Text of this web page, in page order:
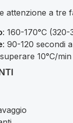
attenzione a tre
: 160-170°C
: 90-120 secondi
10°C/